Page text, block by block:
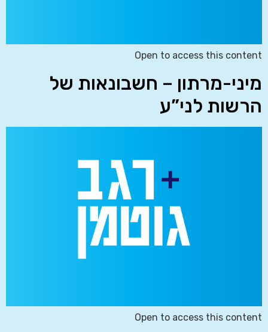
Open to access this content
מיני-מרתון – חשבונאות של
הרשות לני”ע
Open to access this content